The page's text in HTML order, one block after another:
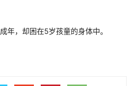
年，却困在5岁孩童的身体中。